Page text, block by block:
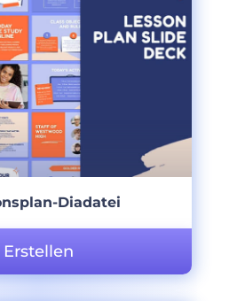
Diadatei
Erstellen